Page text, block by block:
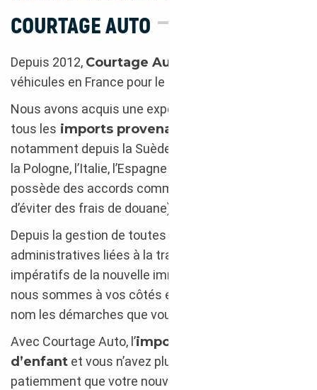
COURTAGE AUTO
Depuis 2012, Courtage Auto
véhicules en France pour le compte de ses clients.
Nous avons acquis une expertise approfondie sur
tous les imports provenant d’Europe
notamment depuis la Suède, l’Allemagne, l’Autriche,
la Pologne, l’Italie, l’Espagne ou même la Suisse (qui
possède des accords commerciaux avec l’UE afin
d’éviter des frais de douane).
Depuis la gestion de toutes les formalités
administratives liées à la transaction, jusqu’aux
impératifs de la nouvelle immatriculation en France,
nous sommes à vos côtés et réalisons en votre
nom les démarches que vous nous confiez.
Avec Courtage Auto, l’import devient un jeu
d’enfant et vous n’avez plus qu’à attendre
patiemment que votre nouvelle Maserati vous soit